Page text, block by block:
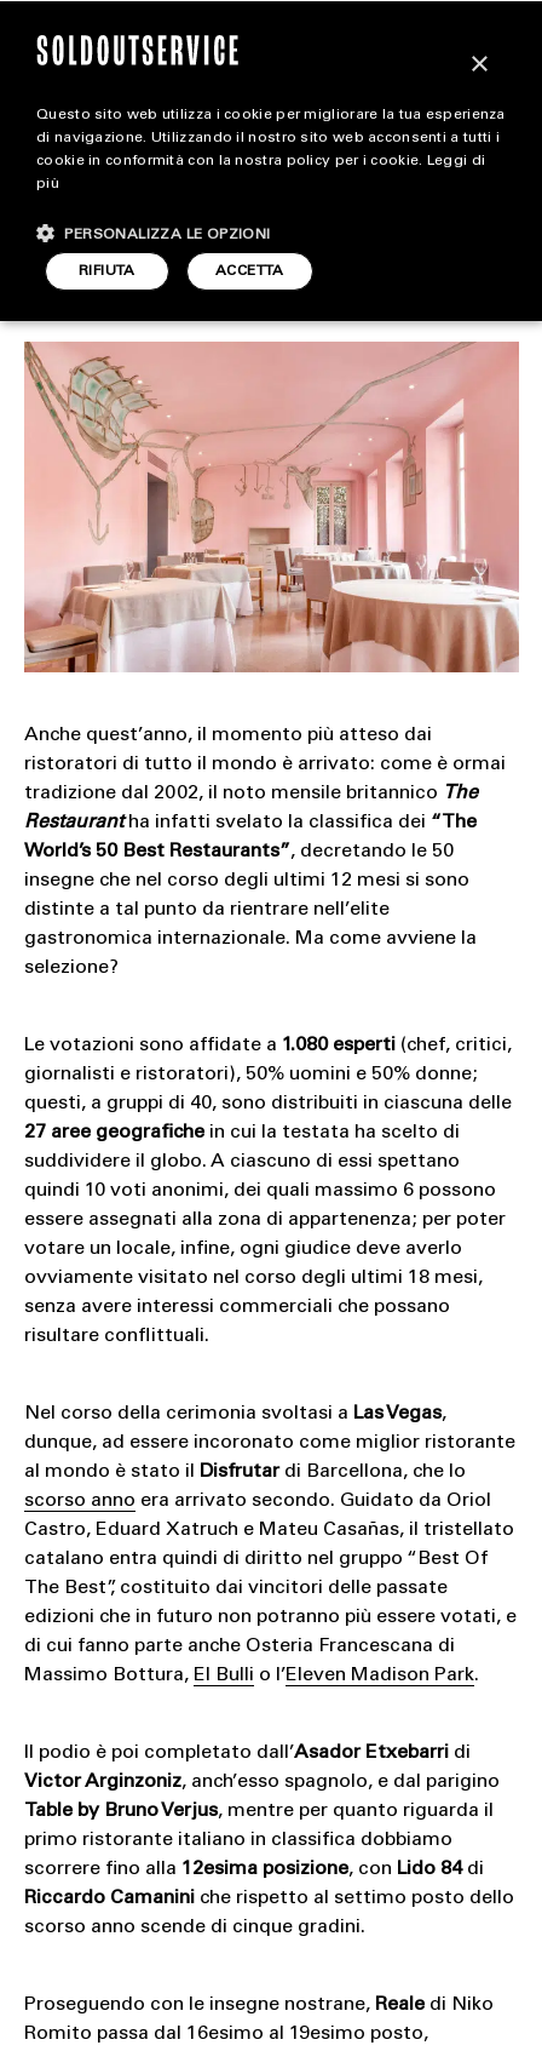
extra
ALL EXTRA
ART & DESIGN
CINEMA
HOUSE
LIFESTYLE
MOTORS
SOUND
SPORT
TECH
Ecco quali sono i migliori
ristoranti del mondo
FOOD & BEVERAGE
10 GIUGNO 2024
Anche quest’anno, il momento più atteso dai
ristoratori di tutto il mondo è arrivato: come è ormai
tradizione dal 2002, il noto mensile britannico The
Restaurantha infatti svelato la classifica dei “The
World’s 50 Best Restaurants”, decretando le 50
insegne che nel corso degli ultimi 12 mesi si sono
distinte a tal punto da rientrare nell’elite
gastronomica internazionale. Ma come avviene la
selezione?
Le votazioni sono affidate a 1.080 esperti(chef, critici,
giornalisti e ristoratori), 50% uomini e 50% donne;
questi, a gruppi di 40, sono distribuiti in ciascuna delle
27 aree geografichein cui la testata ha scelto di
suddividere il globo. A ciascuno di essi spettano
quindi 10 voti anonimi, dei quali massimo 6 possono
essere assegnati alla zona di appartenenza; per poter
votare un locale, infine, ogni giudice deve averlo
ovviamente visitato nel corso degli ultimi 18 mesi,
senza avere interessi commerciali che possano
risultare conflittuali.
Nel corso della cerimonia svoltasi a Las Vegas,
dunque, ad essere incoronato come miglior ristorante
al mondo è stato il
Disfrutardi Barcellona, che lo
scorso anno era arrivato secondo. Guidato da Oriol
Castro, Eduard Xatruch e Mateu Casañas, il tristellato
catalano entra quindi di diritto nel gruppo “Best Of
The Best”, costituito dai vincitori delle passate
edizioni che in futuro non potranno più essere votati, e
di cui fanno parte anche Osteria Francescana di
Massimo Bottura, El Bulli o l’Eleven Madison Park.
Il podio è poi completato dall’Asador Etxebarridi
Victor Arginzoniz, anch’esso spagnolo, e dal parigino
Table by Bruno Verjus, mentre per quanto riguarda il
primo ristorante italiano in classifica dobbiamo
scorrere fino alla 12esima posizione, con Lido 84di
Riccardo Camaniniche rispetto al settimo posto dello
scorso anno scende di cinque gradini.
Proseguendo con le insegne nostrane, Realedi Niko
Romito passa dal 16esimo al 19esimo posto,
×
Questo sito web utilizza i cookie per migliorare la tua esperienza
di navigazione. Utilizzando il nostro sito web acconsenti a tutti i
cookie in conformità con la nostra policy per i cookie. Leggi di
più
ACCETTA
RIFIUTA
PERSONALIZZA LE OPZIONI